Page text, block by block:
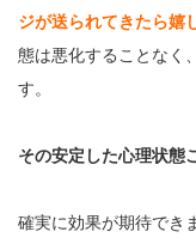
ジが送られてきたら嬉
態は悪化することなく
す。
その安定した心理状態
確実に効果が期待でき